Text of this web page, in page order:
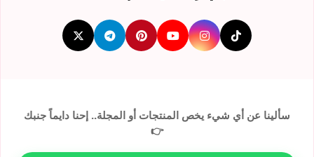
سألينا عن أي شيء يخص المنتجات أو المجلة.. إحنا دايماً جنبك
👉